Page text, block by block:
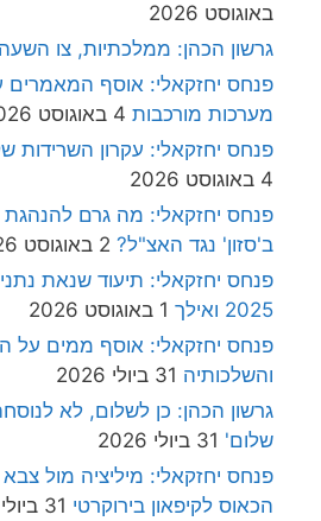
באוגוסט 2026
גרשון הכהן: ממלכתיות, צו
פנחס יחזקאלי: אוסף המאמרים
מערכות מורכבות 4 באוגוסט 2026
פנחס יחזקאלי: עקרון השרידות
4 באוגוסט 2026
פנחס יחזקאלי: מה גרם להנהגת
ב'סזון' נגד האצ"ל? 2 באוגוסט 2026
פנחס יחזקאלי: תיעוד שנאת
2025 ואילך
1 באוגוסט 2026
פנחס יחזקאלי: אוסף ממים על
והשלכותיה 31 ביולי 2026
גרשון הכהן: כן לשלום, לא
שלום' 31 ביולי 2026
פנחס יחזקאלי: מיליציה מול
הכאוס לקיפאון בירוקרטי 31 ביולי 2026